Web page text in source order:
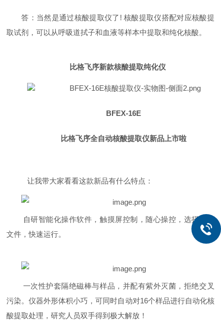
答：当然是通过核酸提取仪了! 核酸提取仪搭配对应核酸提
取试剂，可以从呼吸道拭子和血液等样本中提取和纯化核酸。
比格飞序新款核酸提取纯化仪
BFEX-16E
比格飞序全自动核酸提取仪新品上市啦
让我带大家看看这款新品有什么特点：
自研智能化操作软件，触摸屏控制，随心操控，选择程序
文件，快速运行。
一次性护套隔绝磁棒与样品，并配有紫外灭菌，拒绝交叉
污染。仪器外形体积小巧，可同时自动对16个样品进行自动化核
酸提取处理，研究人员双手得到极大解放！